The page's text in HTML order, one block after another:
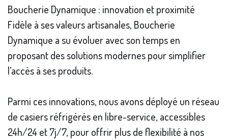
Boucherie Dynamique : innovation et proximité
Fidèle à ses valeurs artisanales, Boucherie
Dynamique a su évoluer avec son temps en
proposant des solutions modernes pour simplifier
l’accès à ses produits.
Parmi ces innovations, nous avons déployé un réseau
de casiers réfrigérés en libre-service, accessibles
24h/24 et 7j/7, pour offrir plus de flexibilité à nos